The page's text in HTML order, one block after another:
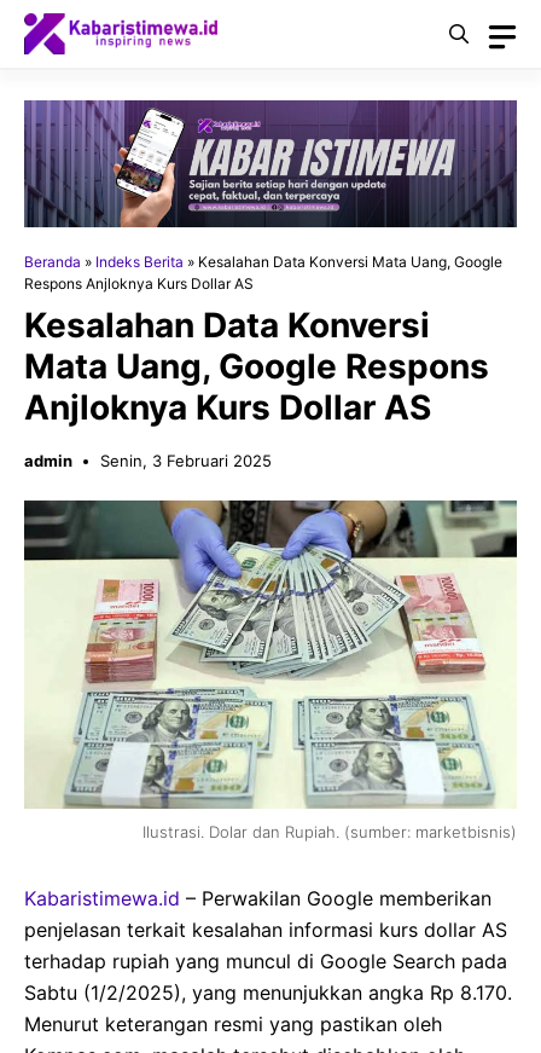
Langsung
Beranda » Indeks Berita » Kesalahan Data Konversi Mata Uang, Google
Respons Anjloknya Kurs Dollar AS
Kesalahan Data Konversi
Mata Uang, Google Respons
Anjloknya Kurs Dollar AS
admin Senin, 3 Februari 2025
Ilustrasi. Dolar dan Rupiah. (sumber: marketbisnis)
Kabaristimewa.id – Perwakilan Google memberikan
penjelasan terkait kesalahan informasi kurs dollar AS
terhadap rupiah yang muncul di Google Search pada
Sabtu (1/2/2025), yang menunjukkan angka Rp 8.170.
Menurut keterangan resmi yang pastikan oleh